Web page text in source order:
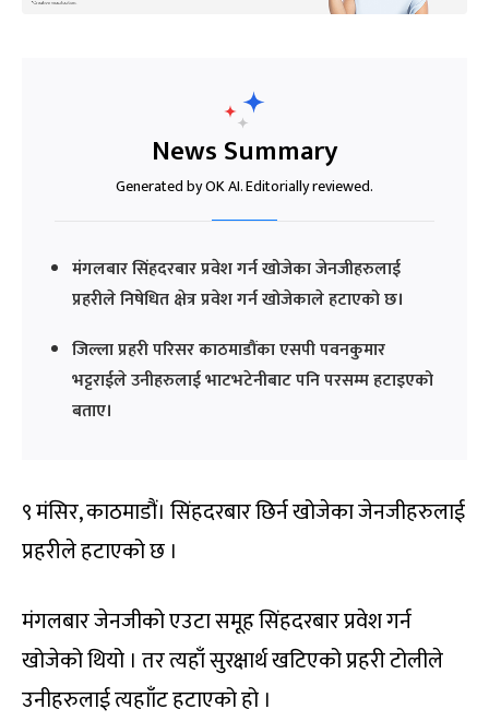
News Summary
Generated by OK AI. Editorially reviewed.
मंगलबार सिंहदरबार प्रवेश गर्न खोजेका जेनजीहरुलाई
प्रहरीले निषेधित क्षेत्र प्रवेश गर्न खोजेकाले हटाएको छ।
जिल्ला प्रहरी परिसर काठमाडौंका एसपी पवनकुमार
भट्टराईले उनीहरुलाई भाटभटेनीबाट पनि परसम्म हटाइएको
बताए।
९ मंसिर, काठमाडौं। सिंहदरबार छिर्न खोजेका जेनजीहरुलाई
प्रहरीले हटाएको छ ।
मंगलबार जेनजीको एउटा समूह सिंहदरबार प्रवेश गर्न
खोजेको थियो । तर त्यहाँ सुरक्षार्थ खटिएको प्रहरी टोलीले
उनीहरुलाई त्यहााँट हटाएको हो ।